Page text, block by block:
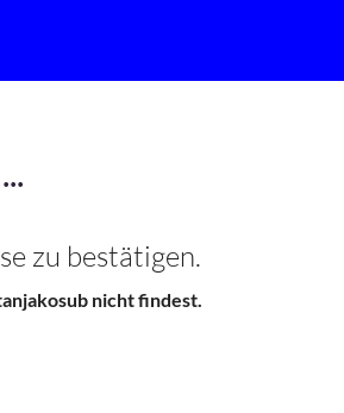
zu bestätigen.
nicht findest.